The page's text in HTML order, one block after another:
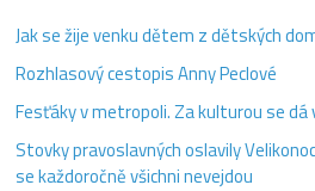
Jak se žije venku dětem z dětských
Rozhlasový cestopis Anny Peclové
Fesťáky v metropoli. Za kulturou se
Stovky pravoslavných oslavily
se každoročně všichni nevejdou